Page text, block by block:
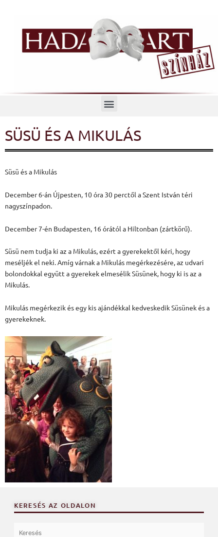
Menü
SÜSÜ ÉS A MIKULÁS
Süsü és a Mikulás
December 6-án Újpesten, 10 óra 30 perctől a Szent István téri
nagyszínpadon.
December 7-én Budapesten, 16 órától a Hiltonban (zártkörű).
Süsü nem tudja ki az a Mikulás, ezért a gyerekektől kéri, hogy
meséljék el neki. Amíg várnak a Mikulás megérkezésére, az udvari
bolondokkal együtt a gyerekek elmesélik Süsünek, hogy ki is az a
Mikulás.
Mikulás megérkezik és egy kis ajándékkal kedveskedik Süsünek és a
gyerekeknek.
KERESÉS AZ OLDALON